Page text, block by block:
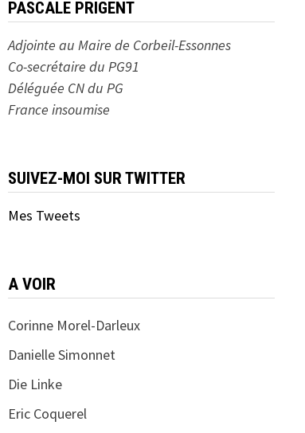
PASCALE PRIGENT
Adjointe au Maire de Corbeil-Essonnes
Co-secrétaire du PG91
Déléguée CN du PG
France insoumise
SUIVEZ-MOI SUR TWITTER
Mes Tweets
A VOIR
Corinne Morel-Darleux
Danielle Simonnet
Die Linke
Eric Coquerel